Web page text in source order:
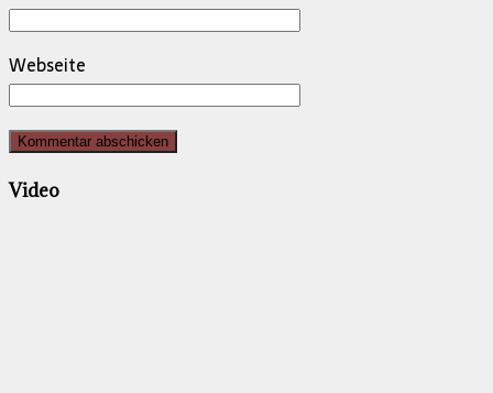
Webseite
Video